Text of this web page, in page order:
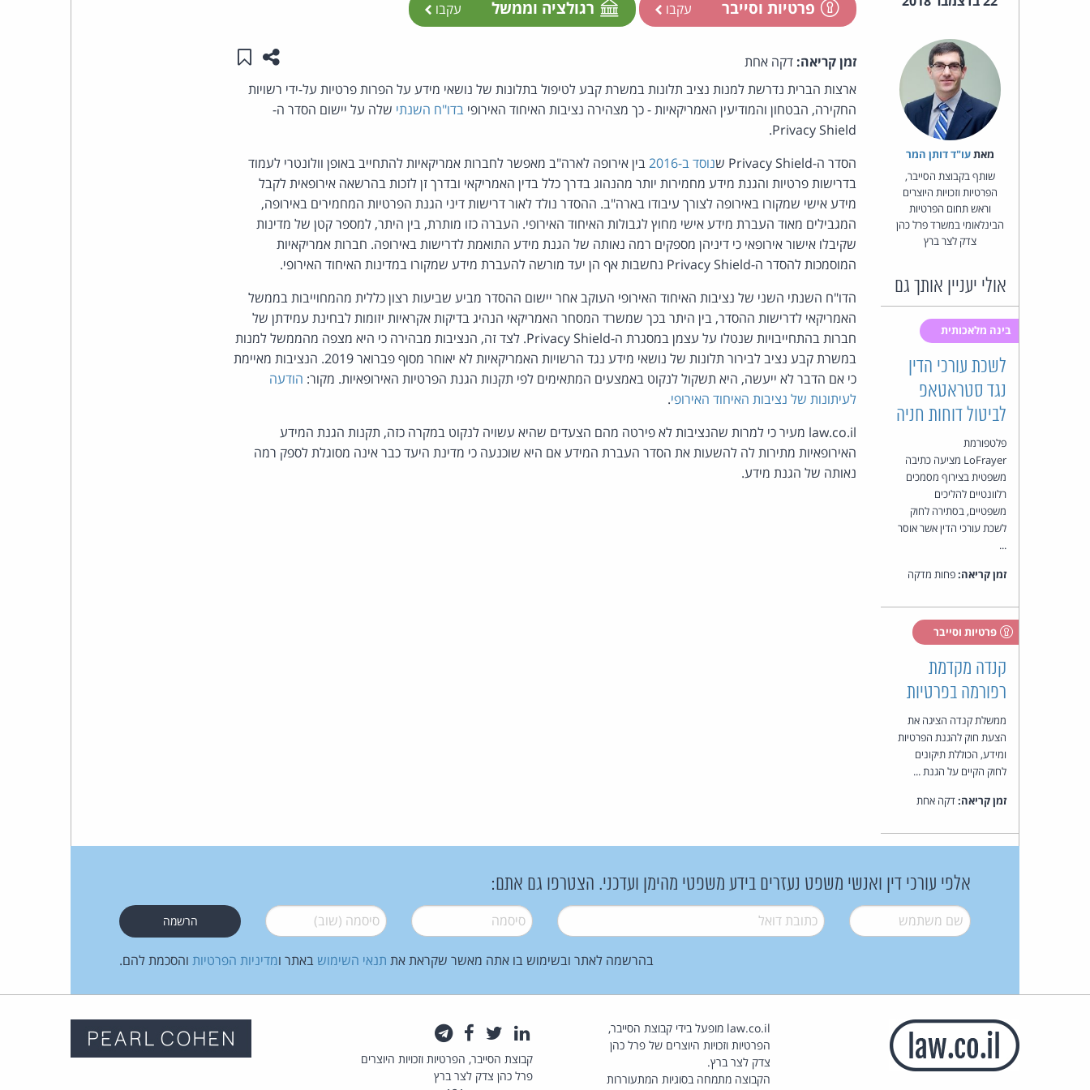
פרטיות וסייבר עקבו רגולציה וממשל עקבו
מאת‏עו"ד דותן המר
שותף בקבוצת הסייבר,
הפרטיות וזכויות היוצרים
וראש תחום הפרטיות
הבינלאומי במשרד פרל כהן
צדק לצר ברץ
אולי יעניין אותך גם
בינה מלאכותית
לשכת עורכי הדין
נגד סטראטאפ
לביטול דוחות חניה
פלטפורמת
LoFrayer מציעה כתיבה
משפטית בצירוף מסמכים
רלוונטיים להליכים
משפטיים, בסתירה לחוק
לשכת עורכי הדין אשר אוסר
...
זמן קריאה:פחות מדקה
פרטיות וסייבר
קנדה מקדמת
רפורמה בפרטיות
ממשלת קנדה הציגה את
הצעת חוק להגנת הפרטיות
ומידע, הכוללת תיקונים
לחוק הקיים על הגנת ...
זמן קריאה:דקה אחת
זמן קריאה: דקה אחת שתפו עמוד זה
שמור ב"תכנים שלי"
ארצות הברית נדרשת למנות נציב תלונות במשרת קבע לטיפול בתלונות של נושאי מידע על הפרות פרטיות על-ידי רשויות
החקירה, הבטחון והמודיעין האמריקאיות - כך מצהירה נציבות האיחוד האירופי בדו"ח השנתי שלה על יישום הסדר ה-
Privacy Shield.
הסדר ה-Privacy Shield ש
נוסד ב-2016
בין אירופה לארה"ב מאפשר לחברות אמריקאיות להתחייב באופן וולונטרי לעמוד
בדרישות פרטיות והגנת מידע מחמירות יותר מהנהוג בדרך כלל בדין האמריקאי ובדרך זן לזכות בהרשאה אירופאית לקבל
מידע אישי שמקורו באירופה לצורך עיבודו בארה"ב. ההסדר נולד לאור דרישות דיני הגנת הפרטיות המחמירים באירופה,
המגבילים מאוד העברת מידע אישי מחוץ לגבולות האיחוד האירופי. העברה כזו מותרת, בין היתר, למספר קטן של מדינות
שקיבלו אישור אירופאי כי דיניהן מספקים רמה נאותה של הגנת מידע התואמת לדרישות באירופה. חברות אמריקאיות
המוסמכות להסדר ה-Privacy Shield נחשבות אף הן יעד מורשה להעברת מידע שמקורו במדינות האיחוד האירופי.
הדו"ח השנתי השני של נציבות האיחוד האירופי העוקב אחר יישום ההסדר מביע שביעות רצון כללית מהמחוייבות בממשל
האמריקאי לדרישות ההסדר, בין היתר בכך שמשרד המסחר האמריקאי הנהיג בדיקות אקראיות יזומות לבחינת עמידתן של
חברות בהתחייבויות שנטלו על עצמן במסגרת ה-Privacy Shield. לצד זה, הנציבות מבהירה כי היא מצפה מהממשל למנות
במשרת קבע נציב לבירור תלונות של נושאי מידע נגד הרשויות האמריקאיות לא יאוחר מסוף פברואר 2019. הנציבות מאיימת
כי אם הדבר לא ייעשה, היא תשקול לנקוט באמצעים המתאימים לפי תקנות הגנת הפרטיות האירופאיות. מקור: הודעה
לעיתונות של נציבות האיחוד האירופי.
law.co.il מעיר כי למרות שהנציבות לא פירטה מהם הצעדים שהיא עשויה לנקוט במקרה כזה, תקנות הגנת המידע
האירופאיות מתירות לה להשעות את הסדר העברת המידע אם היא שוכנעה כי מדינת היעד כבר אינה מסוגלת לספק רמה
נאותה של הגנת מידע.
אלפי עורכי דין ואנשי משפט נעזרים בידע משפטי מהימן ועדכני. הצטרפו גם אתם:
שם משתמש* דואל* סיסמה* סיסמה (שוב)*
בהרשמה לאתר ובשימוש בו אתה מאשר שקראת את תנאי השימוש באתר ומדיניות הפרטיות והסכמת להם.
law.co.il מופעל בידי קבוצת הסייבר,
הפרטיות וזכויות היוצרים של פרל כהן
צדק לצר ברץ.
הקבוצה מתמחה בסוגיות המתעוררות
לינקדאין
טוויטרפייסבוק
קבוצת הסייבר, הפרטיות וזכויות היוצרים
פרל כהן צדק לצר ברץ